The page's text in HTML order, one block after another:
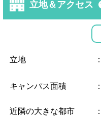
立地＆アクセス
立地 ：
キャンパス面積 ：
近隣の大きな都市 ：